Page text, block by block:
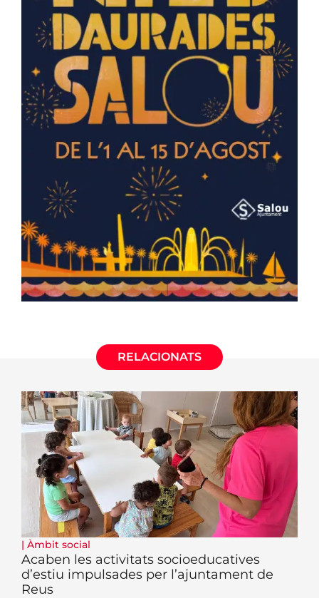
RELACIONATS
| Àmbit social
Acaben les activitats socioeducatives
d’estiu impulsades per l’ajuntament de
Reus